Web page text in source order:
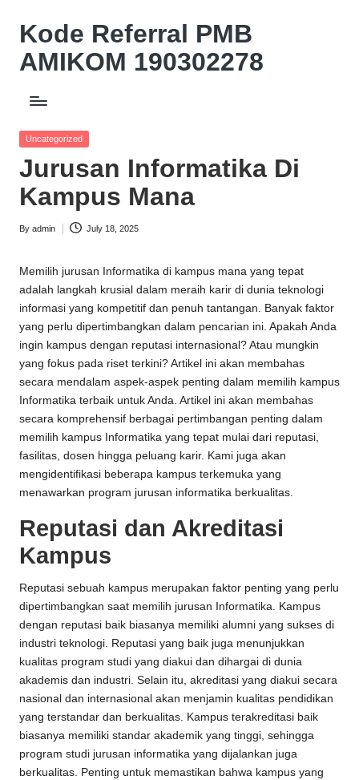
content
Kode Referral PMB
AMIKOM 190302278
Relasi
Potongan
UKT
10%
Posted
Uncategorized
Jurusan Informatika Di
Kampus Mana
Posted
By admin July 18, 2025
Memilih jurusan Informatika di kampus mana yang tepat
adalah langkah krusial dalam meraih karir di dunia teknologi
informasi yang kompetitif dan penuh tantangan. Banyak faktor
yang perlu dipertimbangkan dalam pencarian ini. Apakah Anda
ingin kampus dengan reputasi internasional? Atau mungkin
yang fokus pada riset terkini? Artikel ini akan membahas
secara mendalam aspek-aspek penting dalam memilih kampus
Informatika terbaik untuk Anda. Artikel ini akan membahas
secara komprehensif berbagai pertimbangan penting dalam
memilih kampus Informatika yang tepat mulai dari reputasi,
fasilitas, dosen hingga peluang karir. Kami juga akan
mengidentifikasi beberapa kampus terkemuka yang
menawarkan program jurusan informatika berkualitas.
Reputasi dan Akreditasi
Kampus
Reputasi sebuah kampus merupakan faktor penting yang perlu
dipertimbangkan saat memilih jurusan Informatika. Kampus
dengan reputasi baik biasanya memiliki alumni yang sukses di
industri teknologi. Reputasi yang baik juga menunjukkan
kualitas program studi yang diakui dan dihargai di dunia
akademis dan industri. Selain itu, akreditasi yang diakui secara
nasional dan internasional akan menjamin kualitas pendidikan
yang terstandar dan berkualitas. Kampus terakreditasi baik
biasanya memiliki standar akademik yang tinggi, sehingga
program studi jurusan informatika yang dijalankan juga
berkualitas. Penting untuk memastikan bahwa kampus yang